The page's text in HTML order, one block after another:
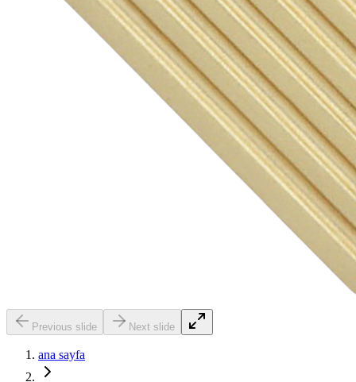
Previous slide Next slide
ana sayfa